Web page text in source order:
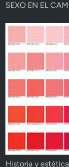
SEXO EN EL
Historia y